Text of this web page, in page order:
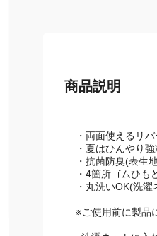
・両面使えるリバ
・夏はひんやり
・抗菌防臭(表生
・4箇所ゴムひも